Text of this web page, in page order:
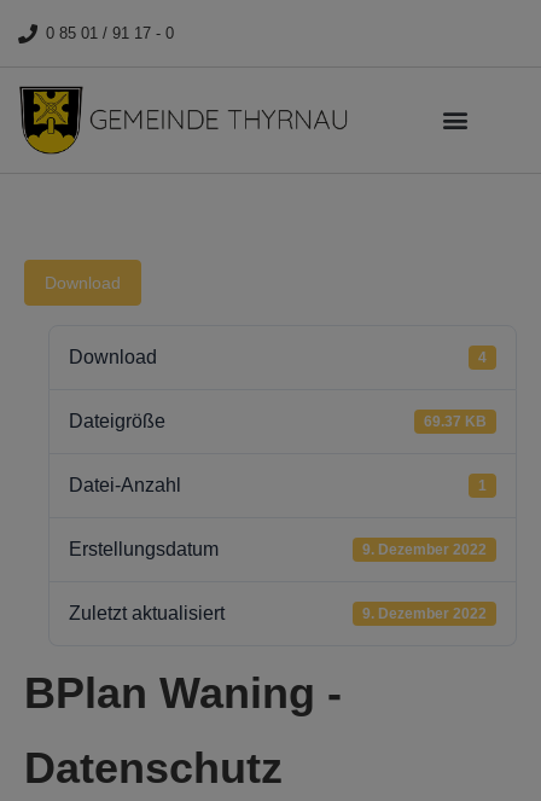
0 85 01 / 91 17 - 0
Download
Download 4
Dateigröße 69.37 KB
Datei-Anzahl 1
Erstellungsdatum 9. Dezember 2022
Zuletzt aktualisiert 9. Dezember 2022
BPlan Waning -
Datenschutz